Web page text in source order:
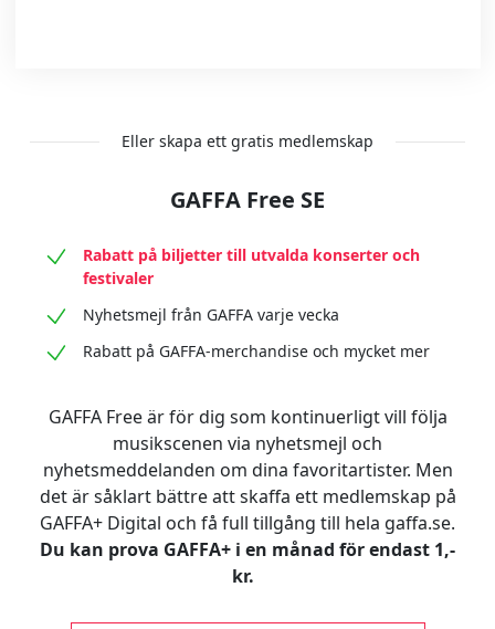
Eller skapa ett gratis medlemskap
GAFFA Free SE
Rabatt på biljetter till utvalda konserter och
festivaler
Nyhetsmejl från GAFFA varje vecka
Rabatt på GAFFA-merchandise och mycket mer
GAFFA Free är för dig som kontinuerligt vill följa
musikscenen via nyhetsmejl och
nyhetsmeddelanden om dina favoritartister. Men
det är såklart bättre att skaffa ett medlemskap på
GAFFA+ Digital och få full tillgång till hela gaffa.se.
Du kan prova GAFFA+ i en månad för endast 1,-
kr.